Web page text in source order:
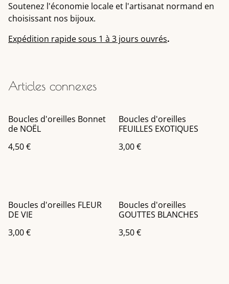
Soutenez l'économie locale et l'artisanat normand en
choisissant nos bijoux.
Expédition rapide sous 1 à 3 jours ouvrés.
Articles connexes
Boucles d'oreilles Bonnet
de NOËL
4,50 €
Boucles d'oreilles
FEUILLES EXOTIQUES
3,00 €
Boucles d'oreilles FLEUR
DE VIE
3,00 €
Boucles d'oreilles
GOUTTES BLANCHES
3,50 €